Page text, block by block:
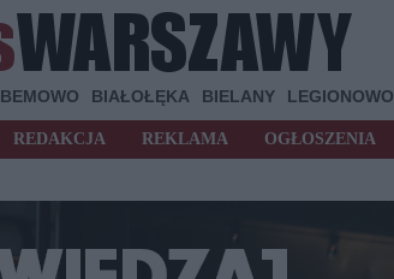
BEMOWO BIAŁOŁĘKA BIELANY LEGIONOWO
REDAKCJA REKLAMA OGŁOSZENIA